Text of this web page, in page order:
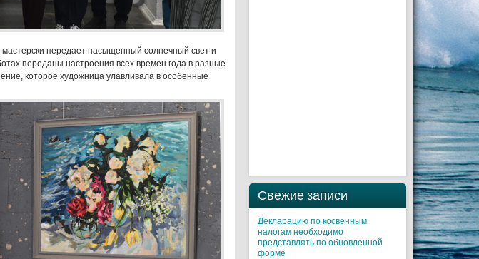
передает насыщенный солнечный свет и
переданы настроения всех времен года в разные
которое художница улавливала в особенные
Свежие записи
Декларацию по косвенным
налогам необходимо
представлять по обновленной
форме